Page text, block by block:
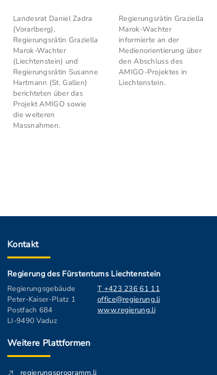
Landesrat Daniel Zadra
(Vorarlberg),
Regierungsrätin Graziella
Marok-Wachter
(Liechtenstein) und
Regierungsrätin Susanne
Hartmann (St. Gallen)
berichteten über das
Projekt AMIGO sowie
die weiteren
Massnahmen.
Regierungsrätin Graziella
Marok-Wachter
informierte an der
Medienorientierung über
den Abschluss des
AMIGO-Projektes in
Liechtenstein.
Kontakt
Regierung des Fürstentums Liechtenstein
Regierungsgebäude
Peter-Kaiser-Platz 1
Postfach 684
LI-9490 Vaduz
T +423 236 61 11
office@regierung.li
www.regierung.li
Weitere Plattformen
regierungsprogramm.li